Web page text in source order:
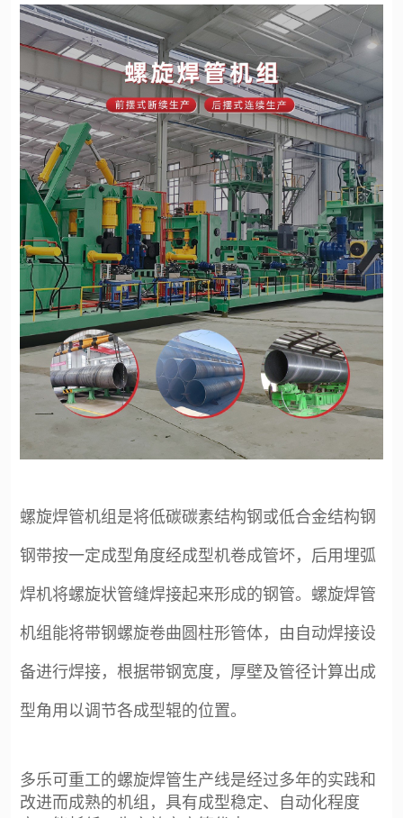
装
置，
具
有
成
型
稳
定、
自
动
化
程
度
高、
低、
产
效
率
高
等
优
螺旋焊管机组是将低碳碳素结构钢或低合金结构钢
钢带按一定成型角度经成型机卷成管坏，后用埋弧
焊机将螺旋状管缝焊接起来形成的钢管。螺旋焊管
机组能将带钢螺旋卷曲圆柱形管体，由自动焊接设
备进行焊接，根据带钢宽度，厚壁及管径计算出成
型角用以调节各成型辊的位置。
多乐可重工的螺旋焊管生产线是经过多年的实践和
改进而成熟的机组，具有成型稳定、自动化程度